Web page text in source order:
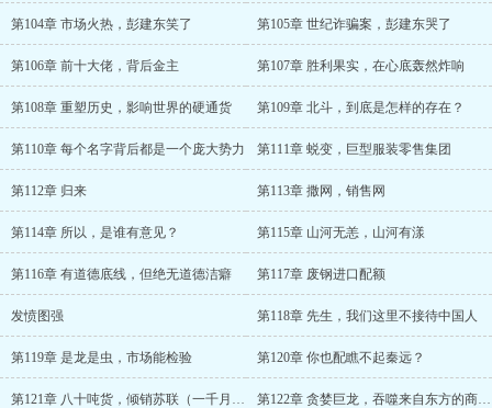
第104章 市场火热，彭建东笑了 第105章 世纪诈骗案，彭建东哭了
第106章 前十大佬，背后金主 第107章 胜利果实，在心底轰然炸响
第108章 重塑历史，影响世界的硬通货 第109章 北斗，到底是怎样的存在？
第110章 每个名字背后都是一个庞大势力 第111章 蜕变，巨型服装零售集团
第112章 归来 第113章 撒网，销售网
第114章 所以，是谁有意见？ 第115章 山河无恙，山河有漾
第116章 有道德底线，但绝无道德洁癖 第117章 废钢进口配额
发愤图强 第118章 先生，我们这里不接待中国人
第119章 是龙是虫，市场能检验 第120章 你也配瞧不起秦远？
第121章 八十吨货，倾销苏联（一千月票加更） 第122章 贪婪巨龙，吞噬来自东方的商品洪流